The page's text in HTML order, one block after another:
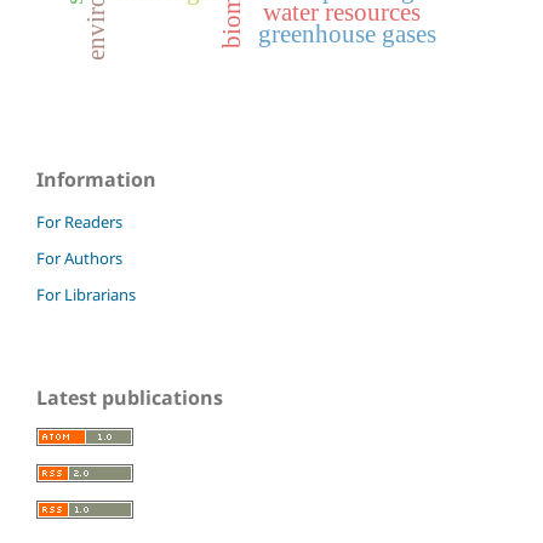
water resources
greenhouse gases
Information
For Readers
For Authors
For Librarians
Latest publications